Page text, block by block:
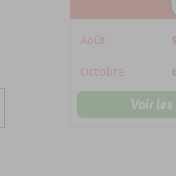
Août
Octobre
Voir